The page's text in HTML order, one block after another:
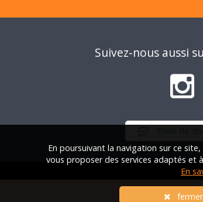
Suivez-nous aussi
© 2001 / 2026 • Association Française des Solos |Qui
En poursuivant la navigation sur ce
vous proposer des services adaptés et
En